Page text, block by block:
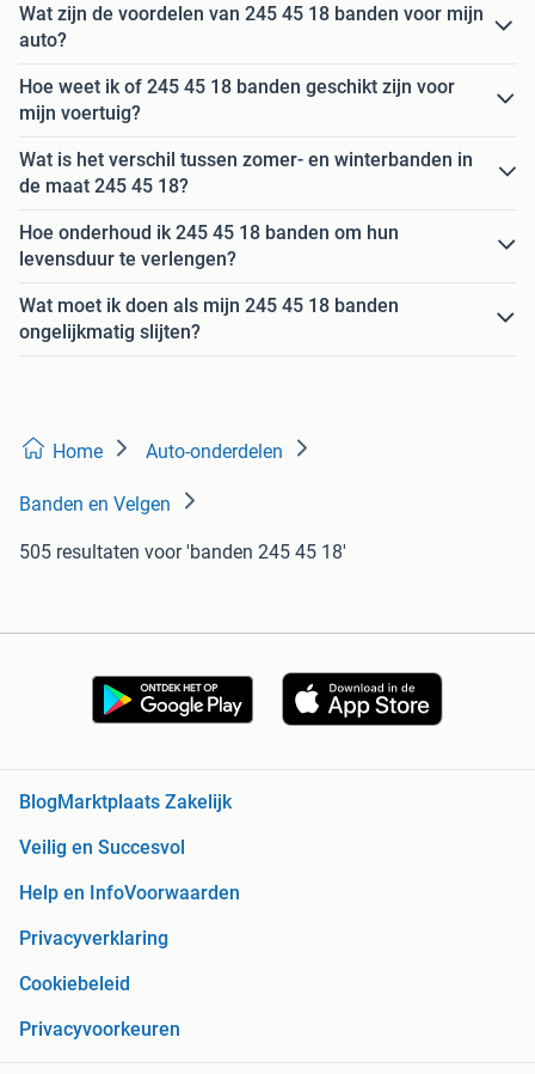
Wat zijn de voordelen van 245 45 18 banden voor mijn
auto?
Hoe weet ik of 245 45 18 banden geschikt zijn voor
mijn voertuig?
Wat is het verschil tussen zomer- en winterbanden in
de maat 245 45 18?
Hoe onderhoud ik 245 45 18 banden om hun
levensduur te verlengen?
Wat moet ik doen als mijn 245 45 18 banden
ongelijkmatig slijten?
Home Auto-onderdelen
Banden en Velgen
505 resultaten voor 'banden 245 45 18'
BlogMarktplaats Zakelijk
Veilig en Succesvol
Help en InfoVoorwaarden
Privacyverklaring
Cookiebeleid
Privacyvoorkeuren